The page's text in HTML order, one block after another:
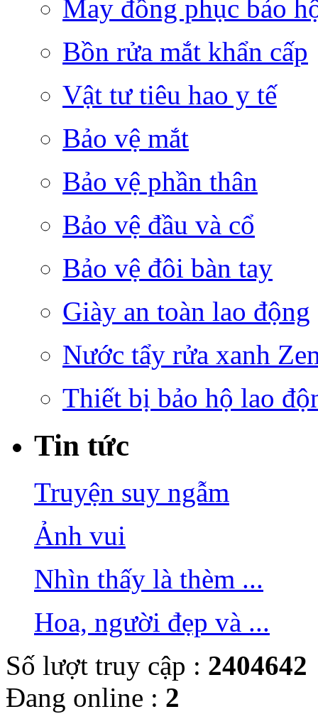
May đồng phục bảo
Bồn rửa mắt khẩn cấp
Vật tư tiêu hao y tế
Bảo vệ mắt
Bảo vệ phần thân
Bảo vệ đầu và cổ
Bảo vệ đôi bàn tay
Giày an toàn lao động
Nước tẩy rửa xanh
Thiết bị bảo hộ lao
Tin tức
Truyện suy ngẫm
Ảnh vui
Nhìn thấy là thèm ...
Hoa, người đẹp và ...
Số lượt truy cập : 2404642
Đang online : 2